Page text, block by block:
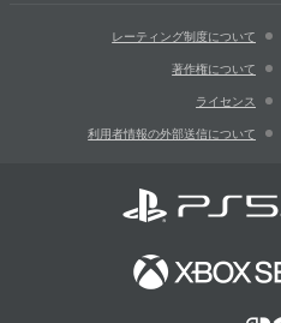
レーティング制度について
著作権について
ライセンス
利用者情報の外部送信について